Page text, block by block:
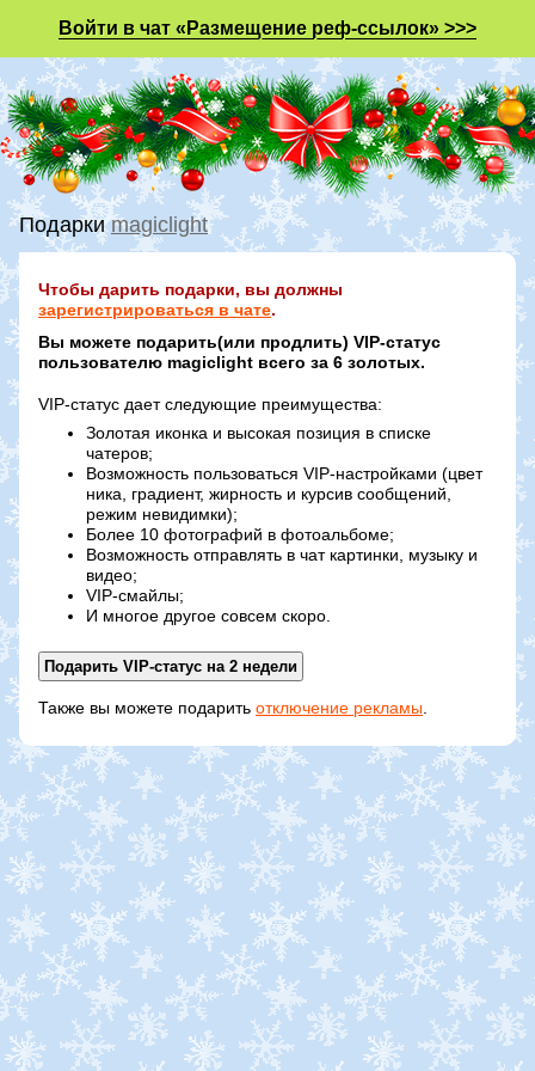
Войти в чат «Размещение реф-ссылок» >>>
Подаркиmagiclight
Чтобы дарить подарки, вы должны
зарегистрироваться в чате.
Вы можете подарить(или продлить) VIP-статус
пользователю magiclight всего за 6 золотых.
VIP-статус дает следующие преимущества:
Золотая иконка и высокая позиция в списке
чатеров;
Возможность пользоваться VIP-настройками (цвет
ника, градиент, жирность и курсив сообщений,
режим невидимки);
Более 10 фотографий в фотоальбоме;
Возможность отправлять в чат картинки, музыку и
видео;
VIP-смайлы;
И многое другое совсем скоро.
Также вы можете подарить отключение рекламы